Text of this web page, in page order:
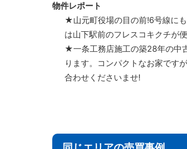
物件レポート
★山元町役場の目の前!6号線に
は山下駅前のフレスコキクチが
★一条工務店施工の築28年の中
ります。コンパクトなお家です
合わせくださいませ!